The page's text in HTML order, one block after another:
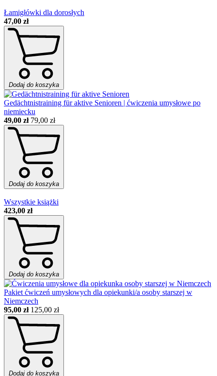
Łamigłówki dla dorosłych
47,00 zł
Dodaj do koszyka
Gedächtnistraining für aktive Senioren | ćwiczenia umysłowe po
niemiecku
49,00 zł 79,00 zł
Dodaj do koszyka
Wszystkie książki
423,00 zł
Dodaj do koszyka
Pakiet ćwiczeń umysłowych dla opiekunki/a osoby starszej w
Niemczech
95,00 zł 125,00 zł
Dodaj do koszyka